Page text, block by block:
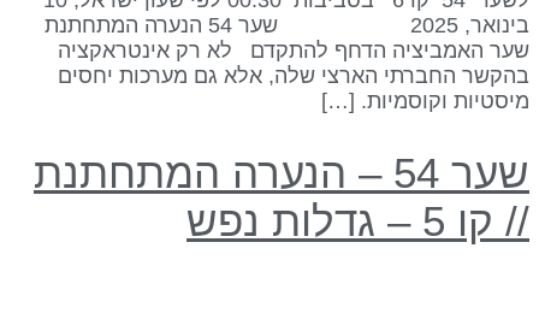
בינואר, 2025 שער 54 הנערה המתחתנת
האמביציה הדחף להתקדם לא רק אינטראקציה
החברתי הארצי שלה, אלא גם מערכות יחסים
וקוסמיות. […]
שער 54 – הנערה המתחתנת
5 – גדלות נפש